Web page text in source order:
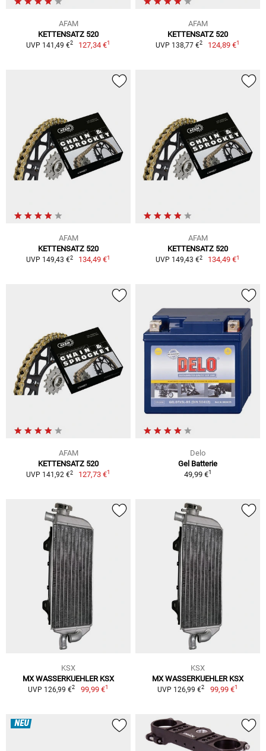
AFAM
KETTENSATZ 520
UVP 141,49 €2 127,34 €1
AFAM
KETTENSATZ 520
UVP 138,77 €2 124,89 €1
AFAM
KETTENSATZ 520
UVP 149,43 €2 134,49 €1
AFAM
KETTENSATZ 520
UVP 149,43 €2 134,49 €1
AFAM
KETTENSATZ 520
UVP 141,92 €2 127,73 €1
Delo
Gel Batterie
49,99 €1
KSX
MX WASSERKUEHLER KSX
UVP 126,99 €2 99,99 €1
KSX
MX WASSERKUEHLER KSX
UVP 126,99 €2 99,99 €1
NEU